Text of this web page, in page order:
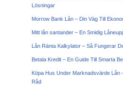
Lösningar
Morrow Bank Lån – Din Väg Till
Mitt lån santander – En Smidig
Lån Ränta Kalkylator – Så Fungerar
Betala Kredit – En Guide Till Smarta
Köpa Hus Under Marknadsvärde Lån
Råd